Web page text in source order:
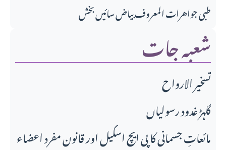
طبی جواهرات المعروف بیاض سائیں بخش
شعبہ جات
تسخير الارواح
گلہڑ غدود رسولیاں
مائعاتِ جسمانی کا پی ایچ اسکیل اور قانونِ مفرد اعضاء